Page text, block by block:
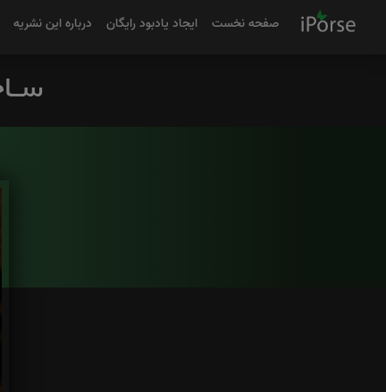
صفحه نخست ایجاد یادبود رایگان درباره این نشریه